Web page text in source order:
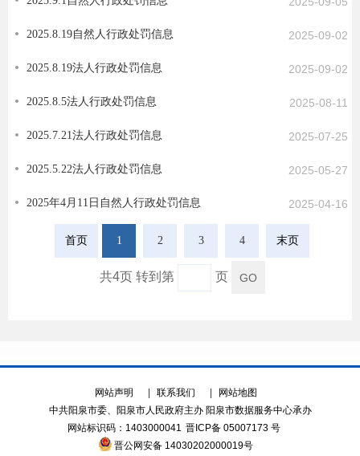
2025.8.19自然人行政处罚信息 2025-09-02
2025.8.19法人行政处罚信息 2025-09-02
2025.8.5法人行政处罚信息 2025-08-11
2025.7.21法人行政处罚信息 2025-07-25
2025.5.22法人行政处罚信息 2025-05-27
2025年4月11日自然人行政处罚信息 2025-04-16
首页 1 2 3 4 末页
共4页 转到第 页